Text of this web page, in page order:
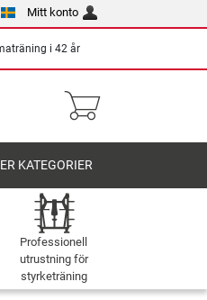
Mitt konto
i 42 år
KATEGORIER
Professionell
utrustning för
styrketräning